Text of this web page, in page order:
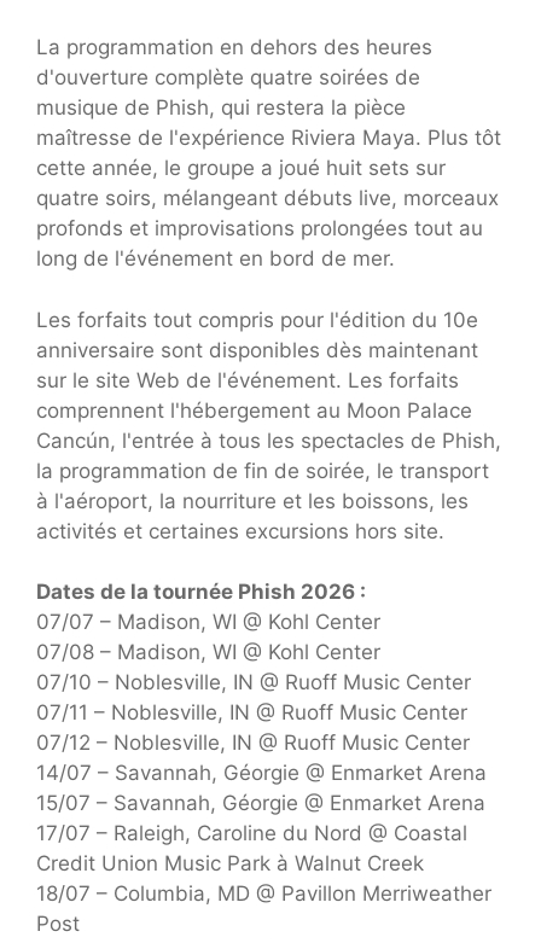
La programmation en dehors des heures
d'ouverture complète quatre soirées de
musique de Phish, qui restera la pièce
maîtresse de l'expérience Riviera Maya. Plus tôt
cette année, le groupe a joué huit sets sur
quatre soirs, mélangeant débuts live, morceaux
profonds et improvisations prolongées tout au
long de l'événement en bord de mer.
Les forfaits tout compris pour l'édition du 10e
anniversaire sont disponibles dès maintenant
sur le site Web de l'événement. Les forfaits
comprennent l'hébergement au Moon Palace
Cancún, l'entrée à tous les spectacles de Phish,
la programmation de fin de soirée, le transport
à l'aéroport, la nourriture et les boissons, les
activités et certaines excursions hors site.
Dates de la tournée Phish 2026 :
07/07 – Madison, WI @ Kohl Center
07/08 – Madison, WI @ Kohl Center
07/10 – Noblesville, IN @ Ruoff Music Center
07/11 – Noblesville, IN @ Ruoff Music Center
07/12 – Noblesville, IN @ Ruoff Music Center
14/07 – Savannah, Géorgie @ Enmarket Arena
15/07 – Savannah, Géorgie @ Enmarket Arena
17/07 – Raleigh, Caroline du Nord @ Coastal
Credit Union Music Park à Walnut Creek
18/07 – Columbia, MD @ Pavillon Merriweather
Post